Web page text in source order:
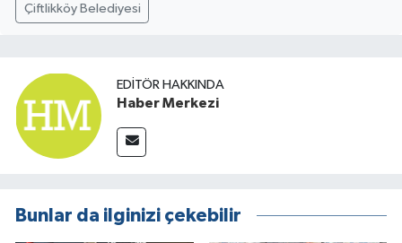
Çiftlikköy Belediyesi
EDITÖR HAKKINDA
Haber Merkezi
Bunlar da ilginizi çekebilir